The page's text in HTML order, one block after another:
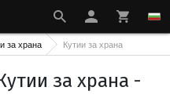
за храна Кутии за храна
за храна -